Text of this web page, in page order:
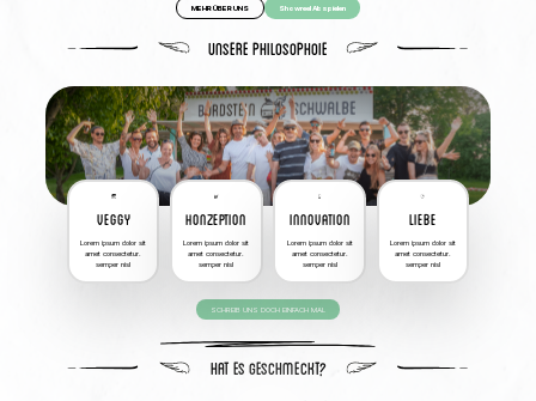
MEHR ÜBER UNS Showreel Abspielen
Unsere Philosophoie
Veggy
Lorem ipsum dolor sit
amet consectetur.
semper nisl
Honzeption
Lorem ipsum dolor sit
amet consectetur.
semper nisl
Innovation
Lorem ipsum dolor sit
amet consectetur.
semper nisl
Liebe
Lorem ipsum dolor sit
amet consectetur.
semper nisl
SCHREIB UNS DOCH EINFACH MAL
HAT ES GESCHMECKT?